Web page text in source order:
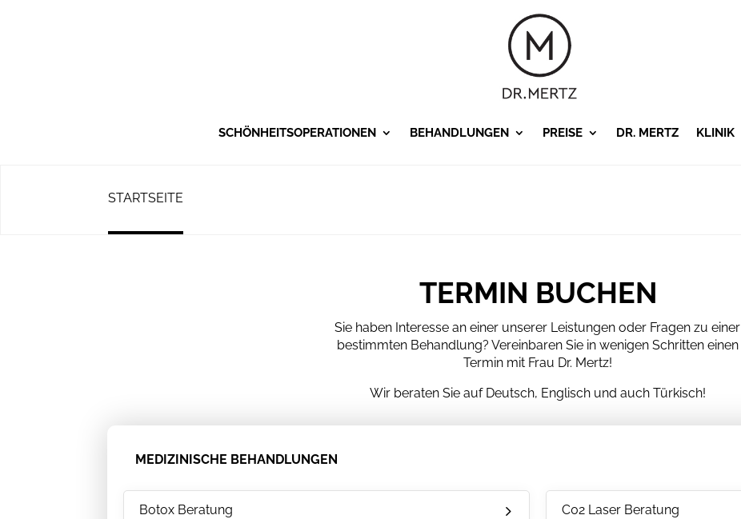
SCHÖNHEITSOPERATIONEN BEHANDLUNGEN PREISE DR. MERTZ KLINIK
STARTSEITE
TERMIN BUCHEN
Sie haben Interesse an einer unserer Leistungen oder Fragen zu einer
bestimmten Behandlung? Vereinbaren Sie in wenigen Schritten einen
Termin mit Frau Dr. Mertz!
Wir beraten Sie auf Deutsch, Englisch und auch Türkisch!
MEDIZINISCHE BEHANDLUNGEN
Botox Beratung C02 Laser Beratung